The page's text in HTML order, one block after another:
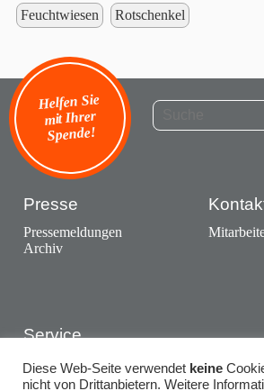
Feuchtwiesen Rotschenkel
Helfen Sie
mit Ihrer
Spende!
Presse
Pressemeldungen
Archiv
Service
Ausstellungen
Termine
Diese Web-Seite verwendet keine
nicht von Drittanbietern. Weitere